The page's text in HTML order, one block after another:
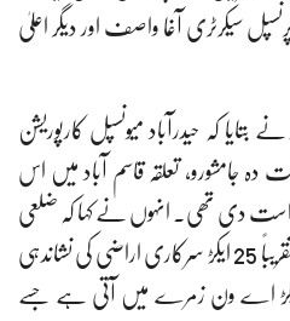
سیکرٹری آغا واصف اور دیگر اعلیٰ
کہ حیدرآباد میونسپل کارپوریشن
دہ جامشورو، تعلقہ قاسم آباد میں اس
دی تھی۔ انہوں نے کہا کہ ضلعی
انتظامیہ نے گاؤں مسری شیخ میں تقریباً 25 ایکڑ سرکاری اراضی کی نشاندہی
جس میں سے 22.14 ایکڑ اے ون زمرے میں آتی ہے جسے